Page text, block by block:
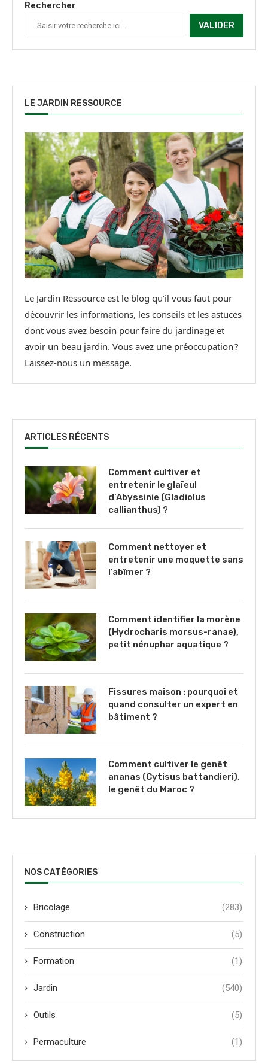
Rechercher
VALIDER
LE JARDIN RESSOURCE
Le Jardin Ressource est le blog qu’il vous faut pour
découvrir les informations, les conseils et les astuces
dont vous avez besoin pour faire du jardinage et
avoir un beau jardin. Vous avez une préoccupation ?
Laissez-nous un message.
ARTICLES RÉCENTS
Comment cultiver et
entretenir le glaïeul
d’Abyssinie (Gladiolus
callianthus) ?
Comment nettoyer et
entretenir une moquette sans
l’abîmer ?
Comment identifier la morène
(Hydrocharis morsus-ranae),
petit nénuphar aquatique ?
Fissures maison : pourquoi et
quand consulter un expert en
bâtiment ?
Comment cultiver le genêt
ananas (Cytisus battandieri),
le genêt du Maroc ?
NOS CATÉGORIES
Bricolage (283)
Construction (5)
Formation (1)
Jardin (540)
Outils (5)
Permaculture (1)